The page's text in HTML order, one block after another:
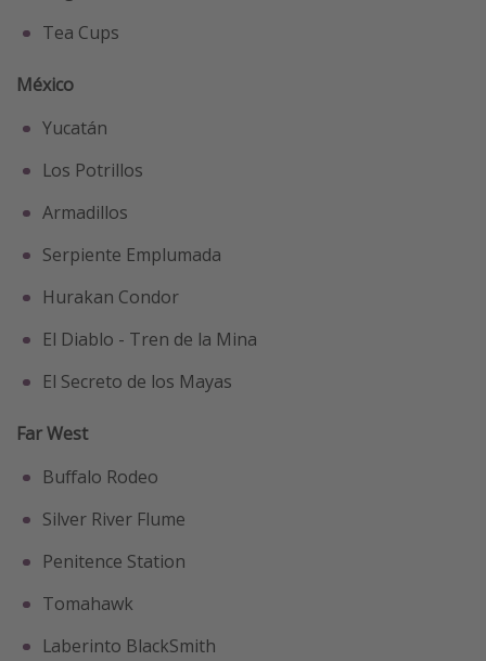
Tea Cups
México
Yucatán
Los Potrillos
Armadillos
Serpiente Emplumada
Hurakan Condor
El Diablo - Tren de la Mina
El Secreto de los Mayas
Far West
Buffalo Rodeo
Silver River Flume
Penitence Station
Tomahawk
Laberinto BlackSmith